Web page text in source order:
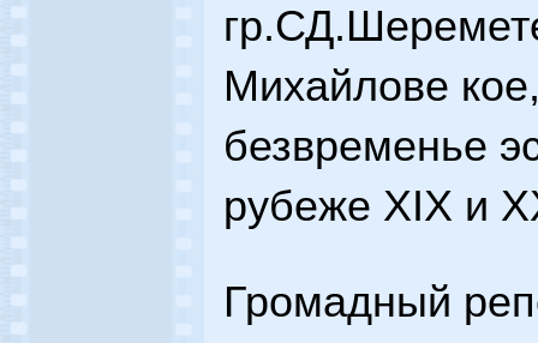
Михайлове
безвременье
рубеже XIX и
Громадный